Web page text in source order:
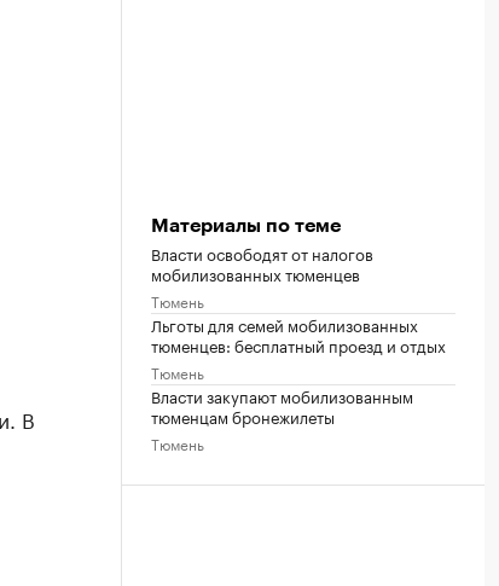
В
Материалы по теме
Власти освободят от налогов
мобилизованных тюменцев
Тюмень
Льготы для семей мобилизованных
тюменцев: бесплатный проезд и отдых
Тюмень
Власти закупают мобилизованным
тюменцам бронежилеты
Тюмень